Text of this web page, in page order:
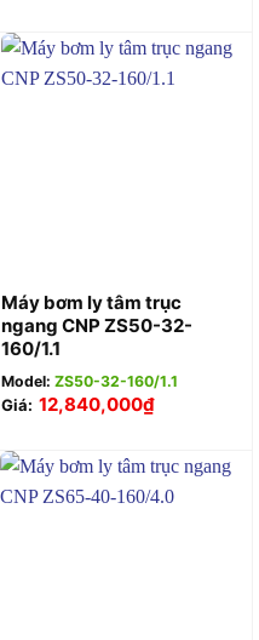
Máy bơm ly tâm trục
ngang CNP ZS50-32-
160/1.1
Model: ZS50-32-160/1.1
Giá: 12,840,000₫